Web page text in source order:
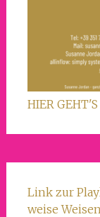
HIER
Link zur
weise